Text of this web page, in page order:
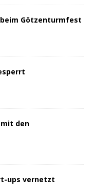
Götzenturmfest
den
ups vernetzt